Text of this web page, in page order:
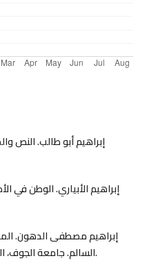
إبراهيم أبو طالب. النص
إبراهيم الأبياري. الوطن في
إبراهيم مصطفى الدهون.
السالم. جامعة الجوف، السعودية، مشروع بحثي رقم: (327-35).